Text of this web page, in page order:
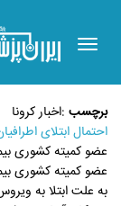
Toggle
navigation
برچسب :اخبار کرونا
احتمال ابتلای اطرافیان ۲ بیمار فوت شده به کرونا
عضو کمیته کشوری
عضو کمیته کشوری
به علت ابتلا به